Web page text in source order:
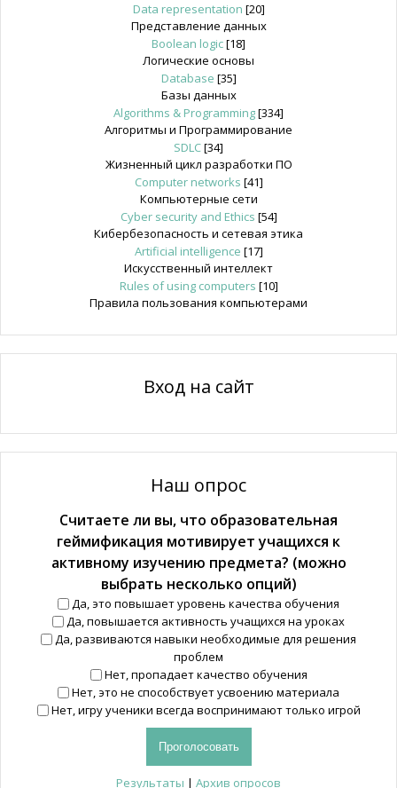
Data representation [20]
Представление данных
Boolean logic[18]
Логические основы
Database [35]
Базы данных
Algorithms & Programming[334]
Алгоритмы и Программирование
SDLC[34]
Жизненный цикл разработки ПО
Computer networks [41]
Компьютерные сети
Cyber security and Ethics [54]
Кибербезопасность и сетевая этика
Artificial intelligence [17]
Искусственный интеллект
Rules of using computers [10]
Правила пользования компьютерами
Вход на сайт
Наш опрос
Считаете ли вы, что образовательная
геймификация мотивирует учащихся к
активному изучению предмета? (можно
выбрать несколько опций)
Да, это повышает уровень качества обучения
Да, повышается активность учащихся на уроках
Да, развиваются навыки необходимые для решения
проблем
Нет, пропадает качество обучения
Нет, это не способствует усвоению материала
Нет, игру ученики всегда воспринимают только игрой
Результаты | Архив опросов